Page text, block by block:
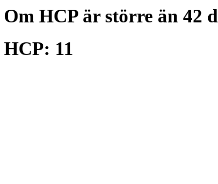
Om HCP är större än 42
HCP: 11